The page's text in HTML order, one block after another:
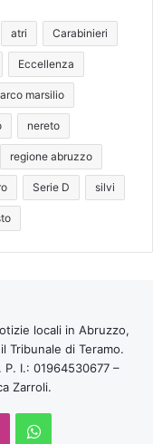
atri Carabinieri
Eccellenza
marsilio
nereto
regione abruzzo
Serie D silvi
locali in Abruzzo,
Tribunale di Teramo.
I.: 01964530677 –
Zarroli.
WhatsApp